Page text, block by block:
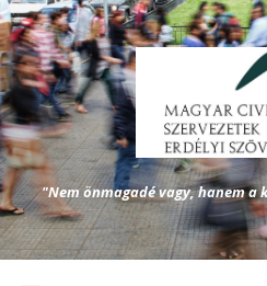
"Nem önmagadé vagy, hanem a